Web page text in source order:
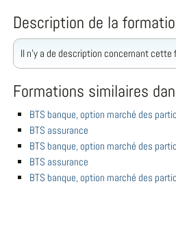
Description de la
Il n'y a de description concernant cette
Formations similaires
BTS banque, option marché des
BTS assurance
BTS banque, option marché des
BTS assurance
BTS banque, option marché des